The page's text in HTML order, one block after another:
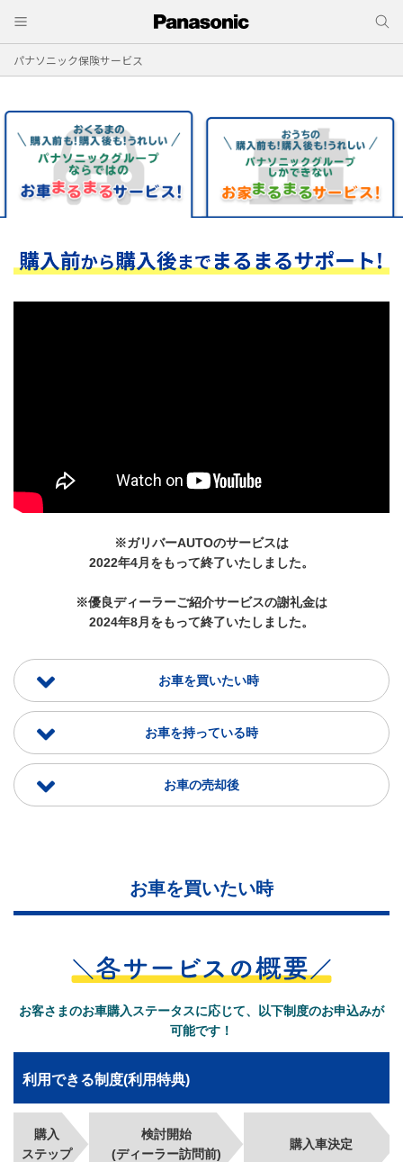
パナソニック保険サービス
※ガリバーAUTOのサービスは
2022年4月をもって終了いたしました。
※優良ディーラーご紹介サービスの謝礼金は
2024年8月をもって終了いたしました。
お車を買いたい時
お車を持っている時
お車の売却後
お車を買いたい時
お客さまのお車購入ステータスに応じて、以下制度のお申込みが
可能です！
利用できる制度(利用特典)
購入
ステップ
検討開始
(ディーラー訪問前)
購入車決定